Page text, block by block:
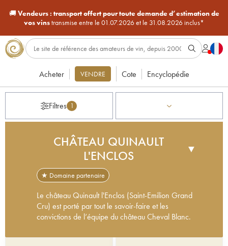
🚚Vendeurs : transport offert pour toute demande d’estimation de
vos vinstransmise entre le 01.07.2026 et le 31.08.2026 inclus*
Acheter VENDRE Cote Encyclopédie
Filtres 1
CHÂTEAU QUINAULT
L'ENCLOS
▼
★ Domaine partenaire
Le château Quinault l'Enclos (Saint-Emilion Grand
Cru) est porté par tout le savoir-faire et les
convictions de l’équipe du château Cheval Blanc.